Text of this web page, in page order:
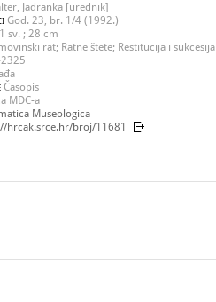
Jadranka [urednik]
God. 23, br. 1/4 (1992.)
1 sv. ; 28 cm
rat; Ratne štete; Restitucija i sukcesija
Časopis
MDC-a
Museologica
hrcak.srce.hr/broj/11681